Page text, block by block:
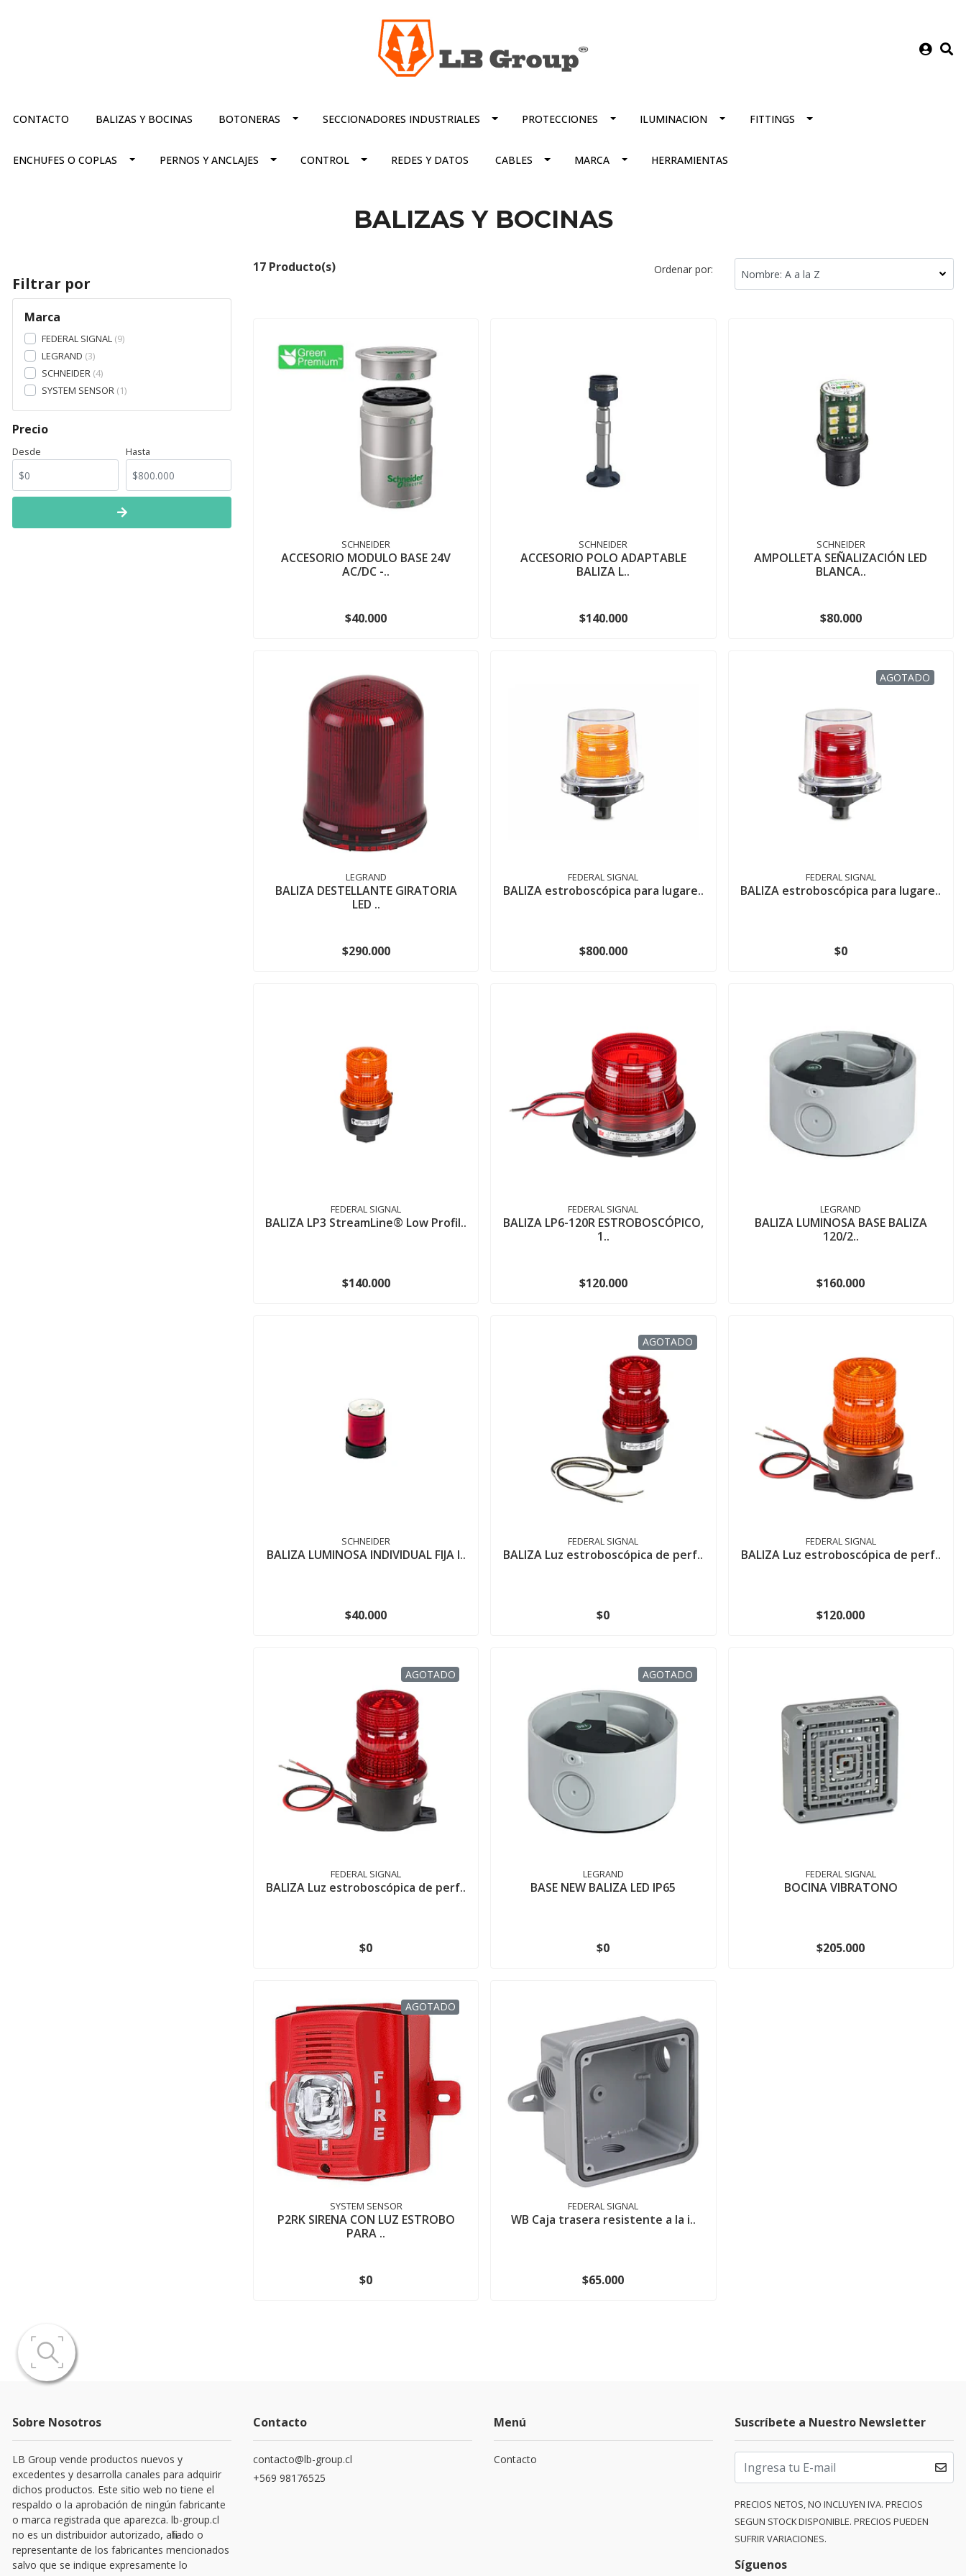
CONTACTO BALIZAS Y BOCINAS BOTONERAS SECCIONADORES INDUSTRIALES PROTECCIONES ILUMINACION FITTINGS
ENCHUFES O COPLAS PERNOS Y ANCLAJES CONTROL REDES Y DATOS CABLES MARCA HERRAMIENTAS
BALIZAS Y BOCINAS
Filtrar por
Marca
FEDERAL SIGNAL 9
LEGRAND 3
SCHNEIDER 4
SYSTEM SENSOR 1
Precio
Desde Hasta
17 Producto(s) Ordenar por:
SCHNEIDER
ACCESORIO MODULO BASE 24V
AC/DC -..
$40.000
SCHNEIDER
ACCESORIO POLO ADAPTABLE
BALIZA L..
$140.000
SCHNEIDER
AMPOLLETA SEÑALIZACIÓN LED
BLANCA..
$80.000
LEGRAND
BALIZA DESTELLANTE GIRATORIA
LED ..
$290.000
FEDERAL SIGNAL
BALIZA estroboscópica para lugare..
$800.000
AGOTADO
FEDERAL SIGNAL
BALIZA estroboscópica para lugare..
$0
FEDERAL SIGNAL
BALIZA LP3 StreamLine® Low Profil..
$140.000
FEDERAL SIGNAL
BALIZA LP6-120R ESTROBOSCÓPICO,
1..
$120.000
LEGRAND
BALIZA LUMINOSA BASE BALIZA
120/2..
$160.000
SCHNEIDER
BALIZA LUMINOSA INDIVIDUAL FIJA I..
$40.000
AGOTADO
FEDERAL SIGNAL
BALIZA Luz estroboscópica de perf..
$0
FEDERAL SIGNAL
BALIZA Luz estroboscópica de perf..
$120.000
AGOTADO
FEDERAL SIGNAL
BALIZA Luz estroboscópica de perf..
$0
AGOTADO
LEGRAND
BASE NEW BALIZA LED IP65
$0
FEDERAL SIGNAL
BOCINA VIBRATONO
$205.000
AGOTADO
SYSTEM SENSOR
P2RK SIRENA CON LUZ ESTROBO
PARA ..
$0
FEDERAL SIGNAL
WB Caja trasera resistente a la i..
$65.000
Sobre Nosotros
LB Group vende productos nuevos y
excedentes y desarrolla canales para adquirir
dichos productos. Este sitio web no tiene el
respaldo o la aprobación de ningún fabricante
o marca registrada que aparezca. lb-group.cl
no es un distribuidor autorizado, afiliado o
representante de los fabricantes mencionados
salvo que se indique expresamente lo
Contacto
contacto@lb-group.cl
+569 98176525
Menú
Contacto
Suscríbete a Nuestro Newsletter
PRECIOS NETOS, NO INCLUYEN IVA. PRECIOS
SEGUN STOCK DISPONIBLE. PRECIOS PUEDEN
SUFRIR VARIACIONES.
Síguenos